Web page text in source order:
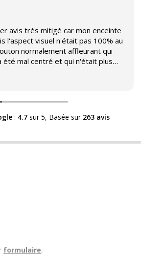
avis très mitigé car mon enceinte
l'aspect visuel n'était pas 100% au
normalement affleurant qui
été mal centré et qui n'était plus
sur mon expérience et on
sur le pourquoi cet aspect
fabriqué (et donc vendu) et que
est utile et valorisant pour
: 4.7sur 5, Basée sur 263 avis
formulaire,